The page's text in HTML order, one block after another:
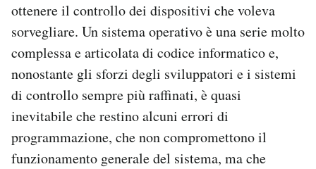
ottenere il controllo dei dispositivi che voleva
sorvegliare. Un sistema operativo è una serie molto
complessa e articolata di codice informatico e,
nonostante gli sforzi degli sviluppatori e i sistemi
di controllo sempre più raffinati, è quasi
inevitabile che restino alcuni errori di
programmazione, che non compromettono il
funzionamento generale del sistema, ma che